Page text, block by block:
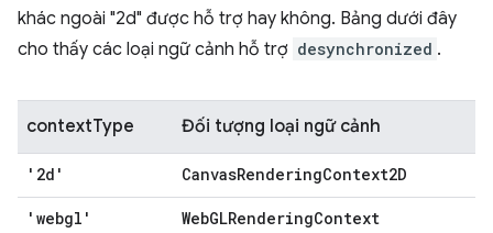
khác ngoài "2d" được hỗ trợ hay không. Bảng dưới đây
cho thấy các loại ngữ cảnh hỗ trợ desynchronized .
contextType Đối tượng loại ngữ cảnh
'2d' CanvasRenderingContext2D
'webgl' WebGLRenderingContext